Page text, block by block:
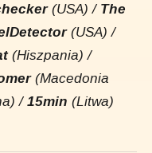
(USA) / The
(USA) /
(Hiszpania) /
(Macedonia
/15min(Litwa)